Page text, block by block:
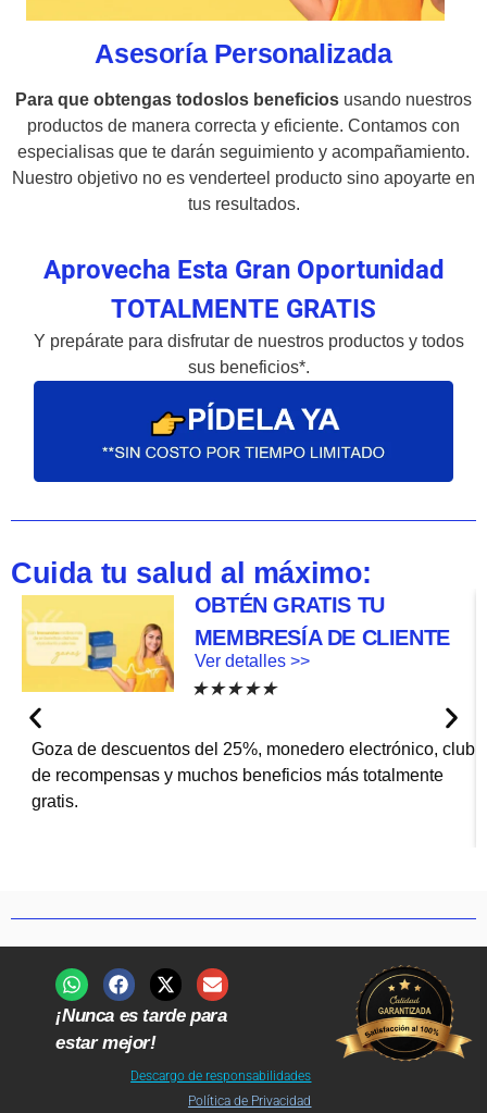
Asesoría Personalizada
Para que obtengas todoslos beneficios usando nuestros
productos de manera correcta y eficiente. Contamos con
especialisas que te darán seguimiento y acompañamiento.
Nuestro objetivo no es venderteel producto sino apoyarte en
tus resultados.
Aprovecha Esta Gran Oportunidad
TOTALMENTE GRATIS
Y prepárate para disfrutar de nuestros productos y todos
sus beneficios*.
Cuida tu salud al máximo:
OBTÉN GRATIS TU
MEMBRESÍA DE CLIENTE
Ver detalles >>
★★★★★
Goza de descuentos del 25%, monedero electrónico, club
de recompensas y muchos beneficios más totalmente
gratis.
¡Nunca es tarde para
estar mejor!
Descargo de responsabilidades
Política de Privacidad